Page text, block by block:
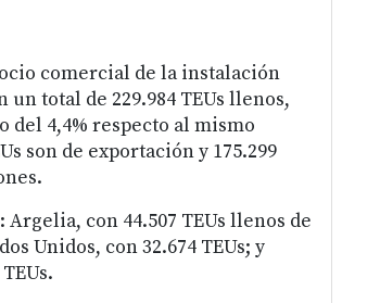
comercial de la instalación
total de 229.984 TEUs llenos,
4,4% respecto al mismo
son de exportación y 175.299
con 44.507 TEUs llenos de
Unidos, con 32.674 TEUs; y